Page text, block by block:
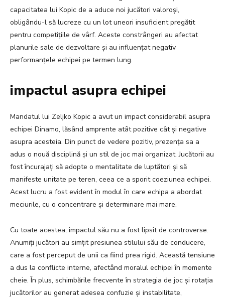
capacitatea lui Kopic de a aduce noi jucători valoroși,
obligându-l să lucreze cu un lot uneori insuficient pregătit
pentru competițiile de vârf. Aceste constrângeri au afectat
planurile sale de dezvoltare și au influențat negativ
performanțele echipei pe termen lung.
impactul asupra echipei
Mandatul lui Zeljko Kopic a avut un impact considerabil asupra
echipei Dinamo, lăsând amprente atât pozitive cât și negative
asupra acesteia. Din punct de vedere pozitiv, prezența sa a
adus o nouă disciplină și un stil de joc mai organizat. Jucătorii au
fost încurajați să adopte o mentalitate de luptători și să
manifeste unitate pe teren, ceea ce a sporit coeziunea echipei.
Acest lucru a fost evident în modul în care echipa a abordat
meciurile, cu o concentrare și determinare mai mare.
Cu toate acestea, impactul său nu a fost lipsit de controverse.
Anumiți jucători au simțit presiunea stilului său de conducere,
care a fost perceput de unii ca fiind prea rigid. Această tensiune
a dus la conflicte interne, afectând moralul echipei în momente
cheie. În plus, schimbările frecvente în strategia de joc și rotația
jucătorilor au generat adesea confuzie și instabilitate,